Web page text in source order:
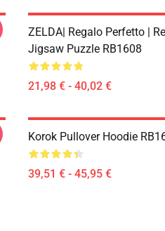
ZELDA| Regalo Perfetto |
Jigsaw Puzzle RB1608
21,98 € - 40,02 €
Korok Pullover Hoodie
39,51 € - 45,95 €